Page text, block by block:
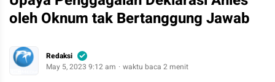
oleh Oknum tak Bertanggung Jawab
Redaksi
May 5, 2023 9:12 am
waktu baca 2 menit